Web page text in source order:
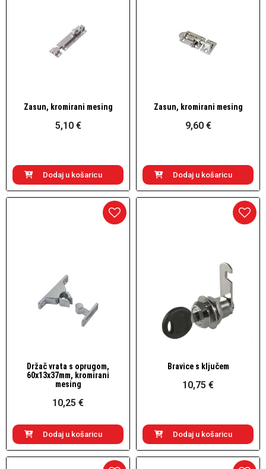
Brzi pogled
Zasun, kromirani mesing
5,10 €
Dodaj u košaricu
Brzi pogled
Zasun, kromirani mesing
9,60 €
Dodaj u košaricu
Brzi pogled
Držač vrata s oprugom,
60x13x37mm, kromirani
mesing
10,25 €
Dodaj u košaricu
Brzi pogled
Bravice s ključem
10,75 €
Dodaj u košaricu